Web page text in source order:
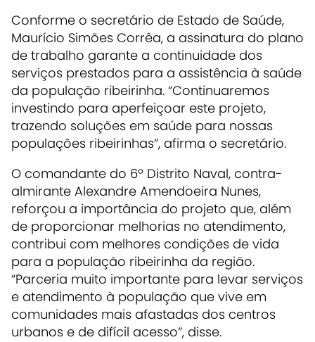
Conforme o secretário de Estado de Saúde,
Maurício Simões Corrêa, a assinatura do plano
de trabalho garante a continuidade dos
serviços prestados para a assistência à saúde
da população ribeirinha. “Continuaremos
investindo para aperfeiçoar este projeto,
trazendo soluções em saúde para nossas
populações ribeirinhas”, afirma o secretário.
O comandante do 6º Distrito Naval, contra-
almirante Alexandre Amendoeira Nunes,
reforçou a importância do projeto que, além
de proporcionar melhorias no atendimento,
contribui com melhores condições de vida
para a população ribeirinha da região.
“Parceria muito importante para levar serviços
e atendimento à população que vive em
comunidades mais afastadas dos centros
urbanos e de difícil acesso”, disse.